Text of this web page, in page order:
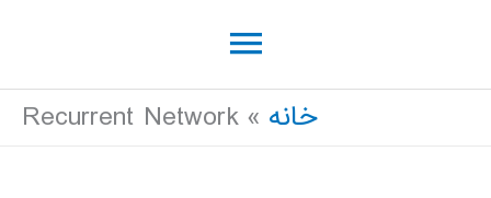
فهرست
اصلی خانه Recurrent Network